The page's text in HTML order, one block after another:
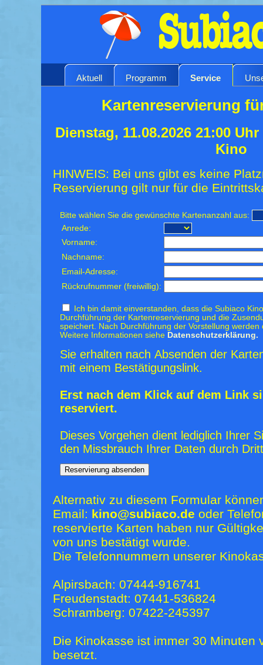
Aktuell Programm Service
Kartenreservierung
Dienstag, 11.08.2026 21:00
Kino
HINWEIS: Bei uns gibt es keine
Reservierung gilt nur für die
Bitte wählen Sie die gewünschte Kartenanzahl aus:
Anrede:
Vorname:
Nachname:
Email-Adresse:
Rückrufnummer (freiwillig):
Ich bin damit einverstanden, dass die Subiaco
Durchführung der Kartenreservierung und die
speichert. Nach Durchführung der Vorstellung
Weitere Informationen siehe Datenschutzerklärung.
Sie erhalten nach Absenden der
mit einem Bestätigungslink.
Erst nach dem Klick auf dem Link
reserviert.
Dieses Vorgehen dient lediglich Ihrer
den Missbrauch Ihrer Daten durch
Alternativ zu diesem Formular
Email: kino@subiaco.de oder
reservierte Karten haben nur
von uns bestätigt wurde.
Die Telefonnummern unserer
Alpirsbach: 07444-916741
Freudenstadt: 07441-536824
Schramberg: 07422-245397
Die Kinokasse ist immer 30 Minuten
besetzt.